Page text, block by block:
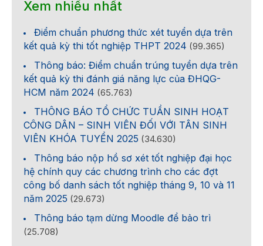
Xem nhiều nhất
Điểm chuẩn phương thức xét tuyển dựa trên
kết quả kỳ thi tốt nghiệp THPT 2024 (99.365)
Thông báo: Điểm chuẩn trúng tuyển dựa trên
kết quả kỳ thi đánh giá năng lực của ĐHQG-
HCM năm 2024 (65.763)
THÔNG BÁO TỔ CHỨC TUẦN SINH HOẠT
CÔNG DÂN – SINH VIÊN ĐỐI VỚI TÂN SINH
VIÊN KHÓA TUYỂN 2025 (34.630)
Thông báo nộp hồ sơ xét tốt nghiệp đại học
hệ chính quy các chương trình cho các đợt
công bố danh sách tốt nghiệp tháng 9, 10 và 11
năm 2025 (29.673)
Thông báo tạm dừng Moodle để bảo trì
(25.708)